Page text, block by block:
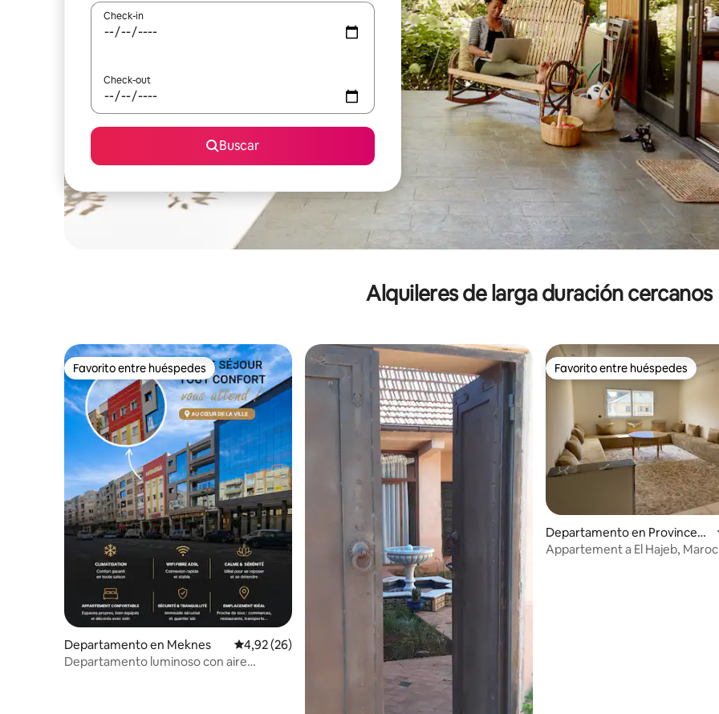
Check-in
Check-out
Buscar
Alquileres de larga duración cercanos
Favorito entre huéspedes
Favorito entre huéspedes
Departamento en Meknes Calificación promedio: 4,92 de 5. 26 evaluaciones
4,92 (26)
Departamento luminoso con aire
Favorito entre huéspedes
Favorito entre huéspedes
Departamento en Province
d'El Hajeb
Appartement a El Hajeb, Maroc